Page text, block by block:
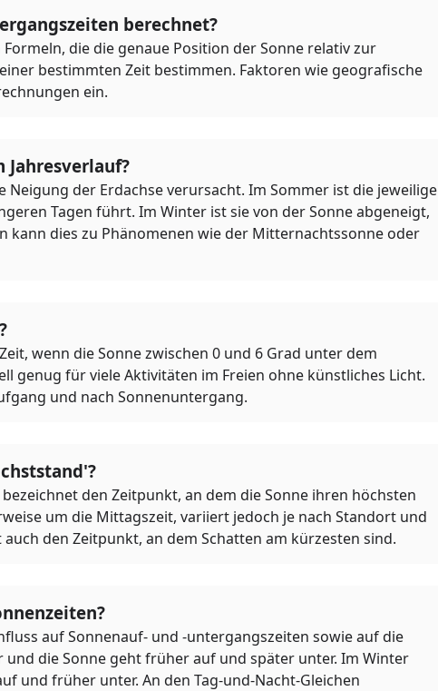
berechnet?
die die genaue Position der Sonne relativ zur
bestimmten Zeit bestimmen. Faktoren wie geografische
ein.
Jahresverlauf?
der Erdachse verursacht. Im Sommer ist die jeweilige
Tagen führt. Im Winter ist sie von der Sonne abgeneigt,
kann dies zu Phänomenen wie der Mitternachtssonne oder
wenn die Sonne zwischen 0 und 6 Grad unter dem
genug für viele Aktivitäten im Freien ohne künstliches Licht.
und nach Sonnenuntergang.
den Zeitpunkt, an dem die Sonne ihren höchsten
um die Mittagszeit, variiert jedoch je nach Standort und
den Zeitpunkt, an dem Schatten am kürzesten sind.
auf Sonnenauf- und -untergangszeiten sowie auf die
und die Sonne geht früher auf und später unter. Im Winter
und früher unter. An den Tag-und-Nacht-Gleichen